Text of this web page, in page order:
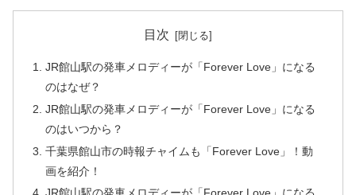
目次
JR館山駅の発車メロディーが「Forever Love」になる
のはなぜ？
JR館山駅の発車メロディーが「Forever Love」になる
のはいつから？
千葉県館山市の時報チャイムも「Forever Love」！動
画を紹介！